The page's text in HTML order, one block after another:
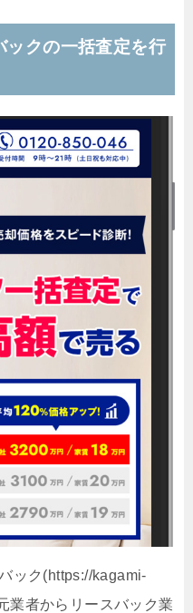
ックの一括査定を行
ック(https://kagami-
業者からリースバック業